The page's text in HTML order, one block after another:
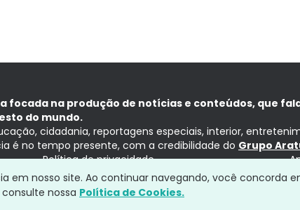
focada na produção de notícias e conteúdos, que
do mundo.
cidadania, reportagens especiais, interior,
é no tempo presente, com a credibilidade do Grupo
Política de privacidade
em nosso site. Ao continuar navegando, você concorda
nossa Política de Cookies.